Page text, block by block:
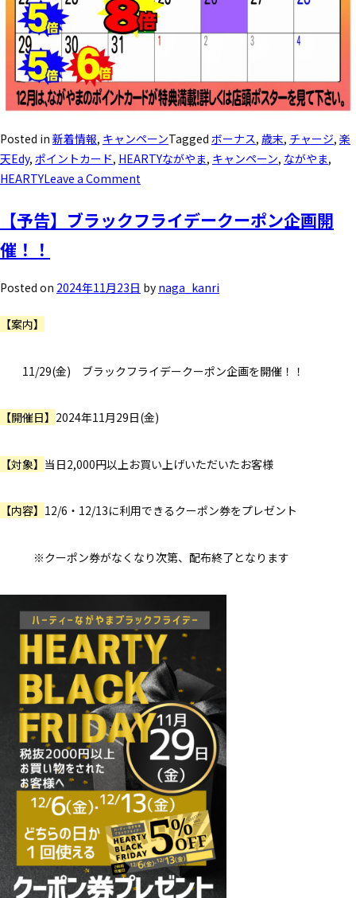
Posted in 新着情報, キャンペーンTagged ボーナス, 歳末, チャージ, 楽
天Edy, ポイントカード, HEARTYながやま, キャンペーン, ながやま,
HEARTYLeave a Comment
【予告】ブラックフライデークーポン企画開
催！！
Posted on 2024年11月23日 by naga_kanri
【案内】
11/29(金) ブラックフライデークーポン企画を開催！！
【開催日】 2024年11月29日(金)
【対象】 当日2,000円以上お買い上げいただいたお客様
【内容】 12/6・12/13に利用できるクーポン券をプレゼント
※クーポン券がなくなり次第、配布終了となります